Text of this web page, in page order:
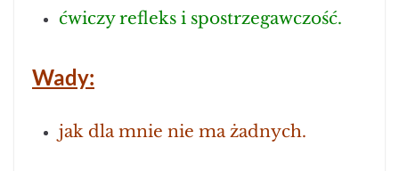
ćwiczy refleks i spostrzegawczość.
Wady:
jak dla mnie nie ma żadnych.